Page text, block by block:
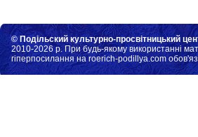
© Подільский культурно-просвітницький
2010-2026 р. При будь-якому використанні
гіперпосилання на roerich-podillya.com